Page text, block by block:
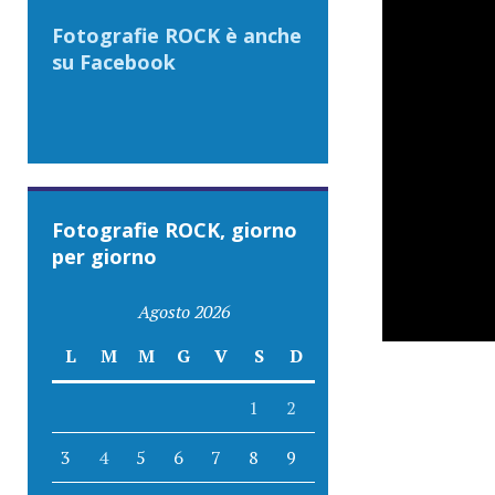
Fotografie ROCK è anche
su Facebook
Fotografie ROCK, giorno
per giorno
Agosto 2026
L
M M G V S D
1 2
3 4 5 6 7 8 9